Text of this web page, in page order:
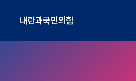
내란과국민의힘